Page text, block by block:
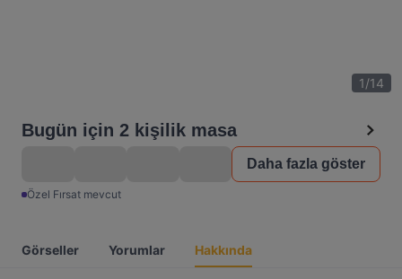
1/14
Bugün için 2 kişilik masa
Daha fazla göster
Özel Fırsat mevcut
Görseller Yorumlar Hakkında